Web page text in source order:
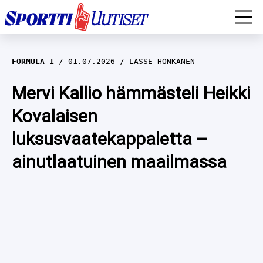
EM-YLEISURHEILU
JÄÄKIEKKO
YLEISURHEILU
WILMA HELTELÄ
TALVILAJIT
FORMULA 1 01.07.2026 LASSE HONKANEN
Mervi Kallio hämmästeli Heikki
Kovalaisen
luksusvaatekappaletta –
ainutlaatuinen maailmassa